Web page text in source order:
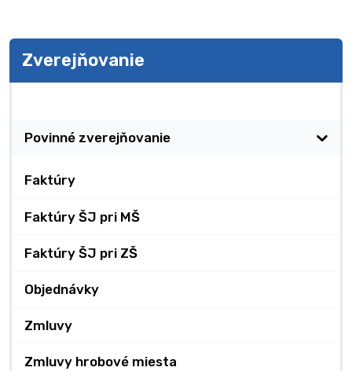
Zverejňovanie
Povinné zverejňovanie
Faktúry
Faktúry ŠJ pri MŠ
Faktúry ŠJ pri ZŠ
Objednávky
Zmluvy
Zmluvy hrobové miesta